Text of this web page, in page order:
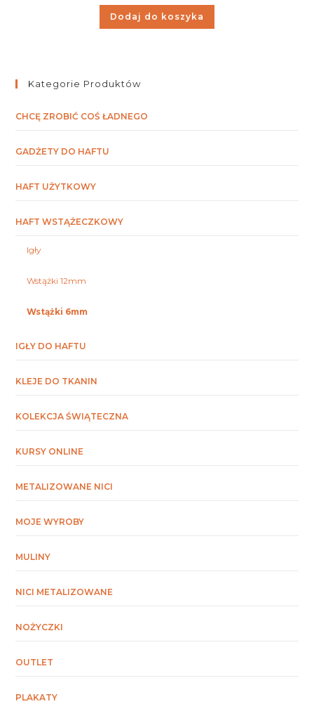
Dodaj do koszyka
Kategorie Produktów
CHCĘ ZROBIĆ COŚ ŁADNEGO
GADŻETY DO HAFTU
HAFT UŻYTKOWY
HAFT WSTĄŻECZKOWY
Igły
Wstążki 12mm
Wstążki 6mm
IGŁY DO HAFTU
KLEJE DO TKANIN
KOLEKCJA ŚWIĄTECZNA
KURSY ONLINE
METALIZOWANE NICI
MOJE WYROBY
MULINY
NICI METALIZOWANE
NOŻYCZKI
OUTLET
PLAKATY